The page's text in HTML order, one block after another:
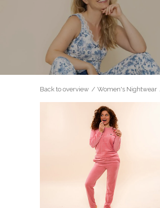
Back to overview Women's Nightwear